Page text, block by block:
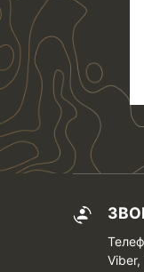
метр
Додати в
кошик